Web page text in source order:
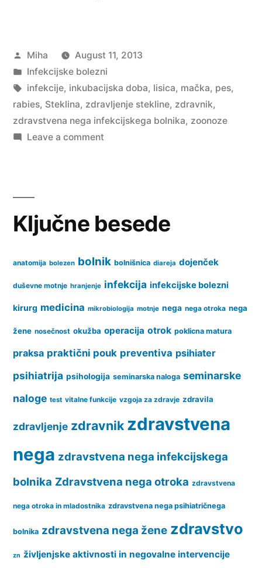
Posted
by
Miha
August 11, 2013
Posted
in
Infekcijske bolezni
Tags:
infekcije, inkubacijska doba, lisica, mačka, pes,
rabies, Steklina, zdravljenje stekline, zdravnik,
zdravstvena nega infekcijskega bolnika, zoonoze
Leave a commenton
Ključne besede
anatomija bolezen bolnik bolnišnica diareja dojenček
duševne motnje hranjenje infekcija infekcijske bolezni
kirurg medicina mikrobiologija motnje nega nega otroka nega
žene nosečnost okužba operacija otrok poklicna matura
praksa praktični pouk preventiva psihiater
psihiatrija psihologija seminarska naloga seminarske
naloge test vitalne funkcije vzgoja za zdravje zdravila
zdravljenje zdravnik zdravstvena
nega zdravstvena nega infekcijskega
bolnika Zdravstvena nega otroka zdravstvena
nega otroka in mladostnika zdravstvena nega psihiatričnega
bolnika zdravstvena nega žene zdravstvo
zn življenjske aktivnosti in negovalne intervencije